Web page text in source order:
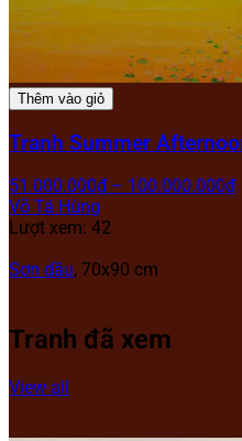
Thêm vào giỏ
Tranh Summer
51.000.000₫ – 100.000.000₫
Võ Tá Hùng
Lượt xem: 42
Sơn dầu, 70x90 cm
Tranh đã xem
View all